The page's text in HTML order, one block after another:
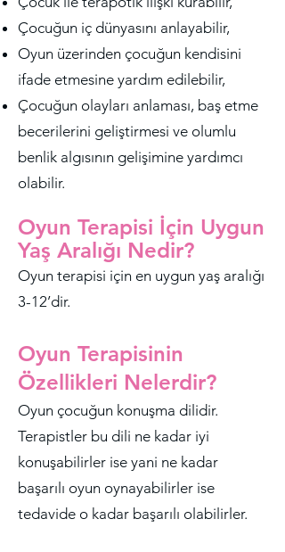
Çocuğun iç dünyasını anlayabilir,
Oyun üzerinden çocuğun kendisini
ifade etmesine yardım edilebilir,
Çocuğun olayları anlaması, baş etme
becerilerini geliştirmesi ve olumlu
benlik algısının gelişimine yardımcı
olabilir.
Oyun Terapisi İçin Uygun
Yaş Aralığı Nedir?
Oyun terapisi için en uygun yaş aralığı
3-12’dir.
Oyun Terapisinin
Özellikleri Nelerdir?
Oyun çocuğun konuşma dilidir.
Terapistler bu dili ne kadar iyi
konuşabilirler ise yani ne kadar
başarılı oyun oynayabilirler ise
tedavide o kadar başarılı olabilirler.